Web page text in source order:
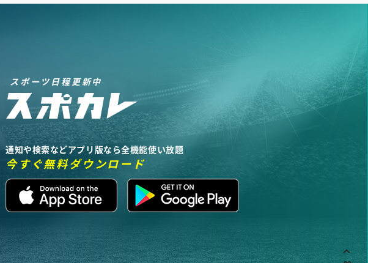
スポーツ日程更新中
通知や検索などアプリ版なら全機能使い放題
今すぐ無料ダウンロード